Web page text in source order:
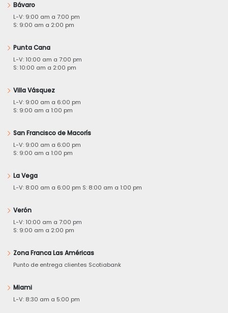
Bávaro
L-V: 9:00 am a 7:00 pm
S: 9:00 am a 2:00 pm
Punta Cana
L-V: 10:00 am a 7:00 pm
S: 10:00 am a 2:00 pm
Villa Vásquez
L-V: 9:00 am a 6:00 pm
S: 9:00 am a 1:00 pm
San Francisco de Macorís
L-V: 9:00 am a 6:00 pm
S: 9:00 am a 1:00 pm
La Vega
L-V: 8:00 am a 6:00 pm S: 8:00 am a 1:00 pm
Verón
L-V: 10:00 am a 7:00 pm
S: 9:00 am a 2:00 pm
Zona Franca Las Américas
Punto de entrega clientes Scotiabank
Miami
L-V: 8:30 am a 5:00 pm